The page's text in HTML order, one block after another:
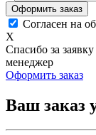
Оформить заказ
Согласен на
X
Спасибо за заявку
менеджер
Оформить заказ
Ваш заказ